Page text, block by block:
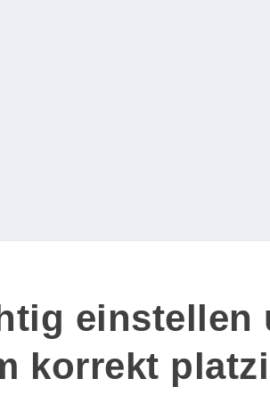
einstellen
korrekt